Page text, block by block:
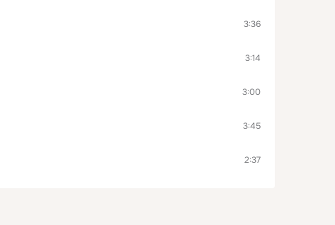
3:36
3:14
3:00
3:45
2:37